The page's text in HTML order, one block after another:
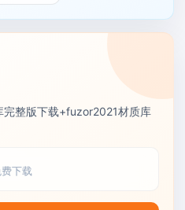
完整版下载+fuzor2021材质库
下载